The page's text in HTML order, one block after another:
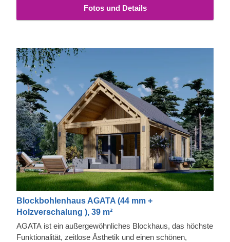
Fotos und Details
Blockbohlenhaus AGATA (44 mm +
Holzverschalung ), 39 m²
AGATA ist ein außergewöhnliches Blockhaus, das höchste
Funktionalität, zeitlose Ästhetik und einen schönen,